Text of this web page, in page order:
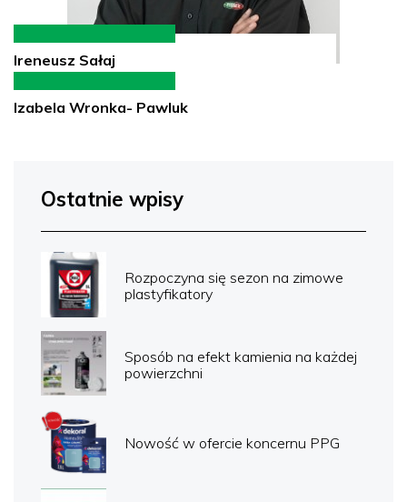
Ireneusz Sałaj
Izabela Wronka- Pawluk
Ostatnie wpisy
Rozpoczyna się sezon na zimowe
plastyfikatory
Sposób na efekt kamienia na każdej
powierzchni
Nowość w ofercie koncernu PPG